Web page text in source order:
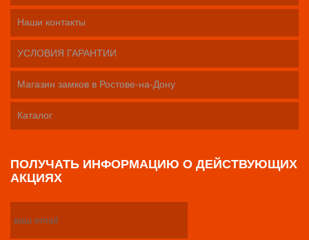
Наши контакты
УСЛОВИЯ ГАРАНТИИ
Магазин замков в Ростове-на-Дону
Каталог
ПОЛУЧАТЬ ИНФОРМАЦИЮ О ДЕЙСТВУЮЩИХ
АКЦИЯХ